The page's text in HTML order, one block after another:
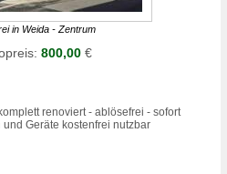
in Weida - Zentrum
800,00€
renoviert - ablösefrei - sofort
Geräte kostenfrei nutzbar